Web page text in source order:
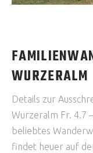
WURZERALM
Details zur
Wurzeralm Fr. 4.7
beliebtes
findet heuer auf